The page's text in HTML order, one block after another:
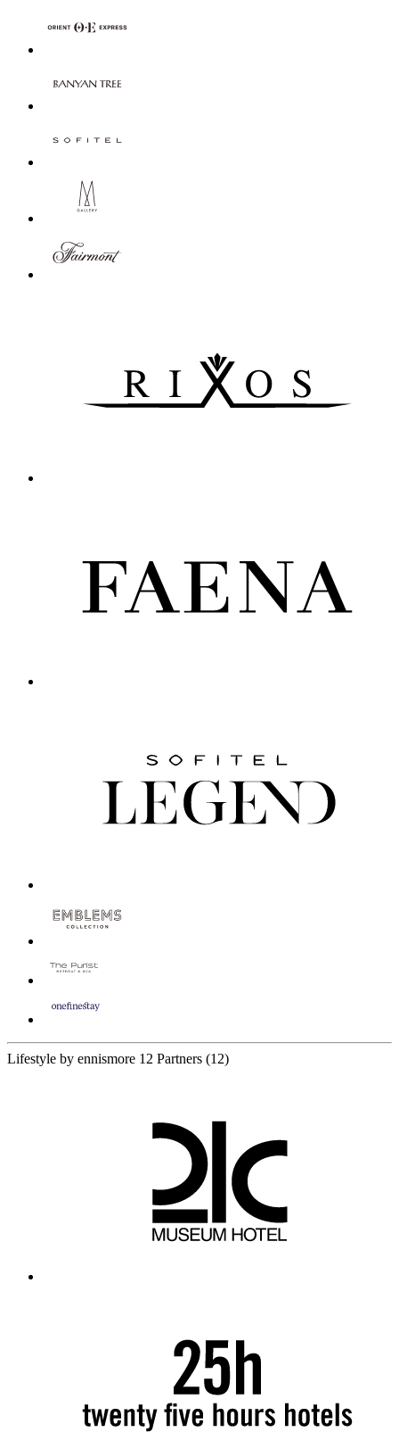
Lifestyle by ennismore 12 Partners (12)